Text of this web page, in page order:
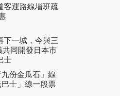
客運路線增班疏
下一城，今與三
同開發日本市
士
份金瓜石」線
士」線一段票